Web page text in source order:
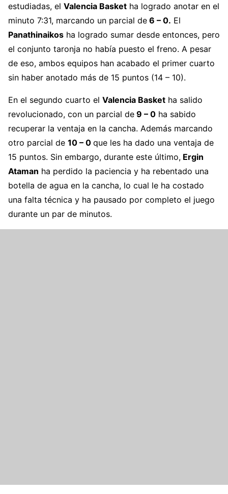
estudiadas, el Valencia Basket ha logrado anotar en el
minuto 7:31, marcando un parcial de 6 – 0. El
Panathinaikos ha logrado sumar desde entonces, pero
el conjunto taronja no había puesto el freno. A pesar
de eso, ambos equipos han acabado el primer cuarto
sin haber anotado más de 15 puntos (14 – 10).
En el segundo cuarto el Valencia Basket ha salido
revolucionado, con un parcial de 9 – 0 ha sabido
recuperar la ventaja en la cancha. Además marcando
otro parcial de 10 – 0 que les ha dado una ventaja de
15 puntos. Sin embargo, durante este último, Ergin
Ataman ha perdido la paciencia y ha rebentado una
botella de agua en la cancha, lo cual le ha costado
una falta técnica y ha pausado por completo el juego
durante un par de minutos.